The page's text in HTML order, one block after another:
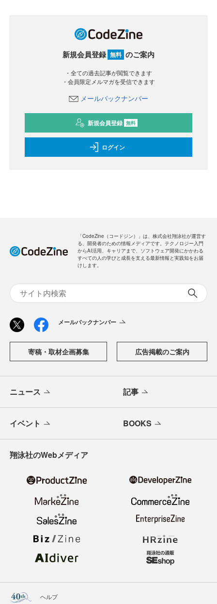
新規会員登録 無料 のご案内
・全ての過去記事が閲覧できます
・会員限定メルマガを受信できます
メールバックナンバー
新規会員登録 無料
ログイン
「CodeZine（コードジン）」は、株式会社翔泳社が運営す
る、開発者のための情報メディアです。テクノロジー入門
からAI活用、キャリアまで、ソフトウェア開発にかかわる
すべての人の学びと成長を支える最新情報と実践知をお届
けします。
メールバックナンバー
寄稿・取材企画募集 広告掲載のご案内
ニュース 記事
イベント BOOKS
翔泳社のWebメディア
ヘルプ